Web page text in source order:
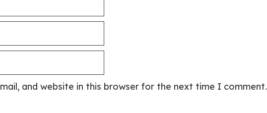
and website in this browser for the next time I comment.